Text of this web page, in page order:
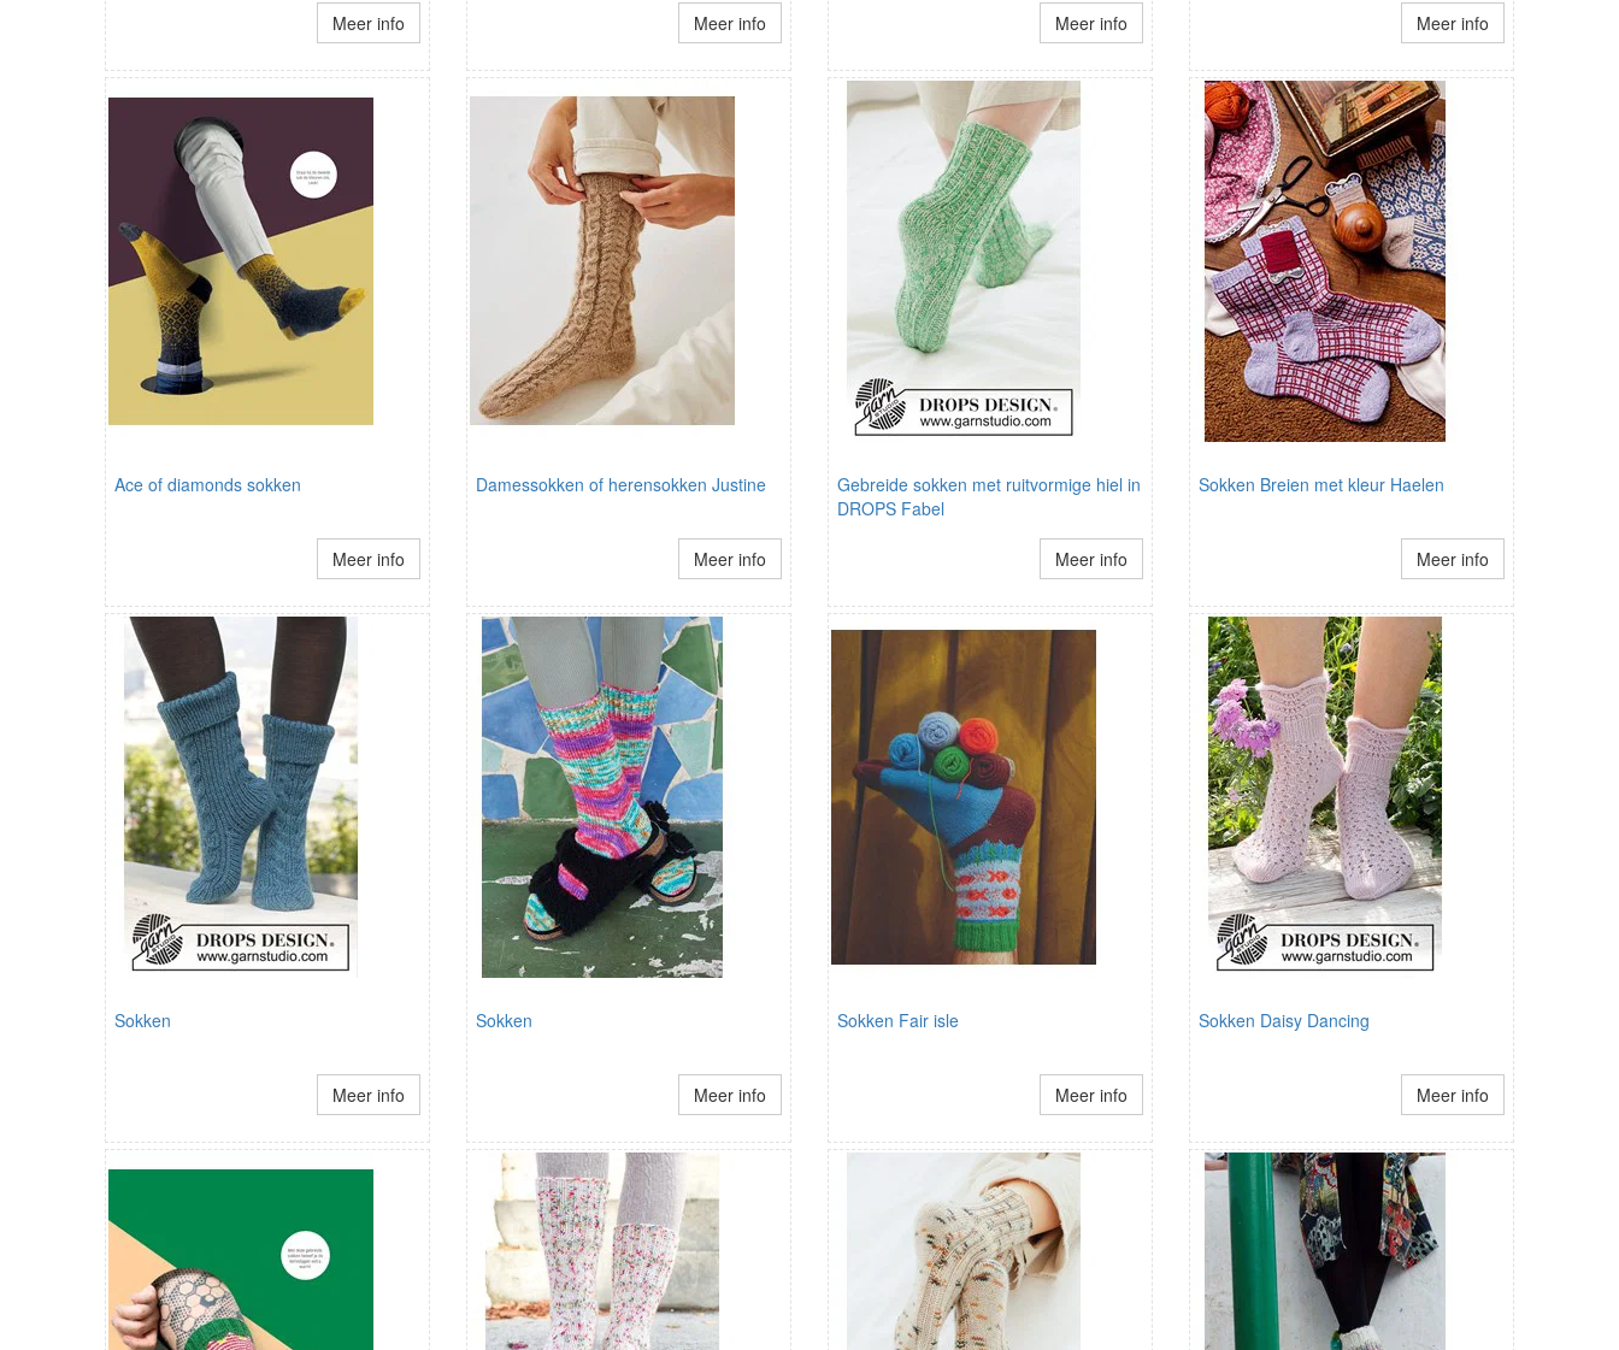
Meer info Meer info Meer info Meer info
Ace of diamonds sokken
Meer info
Damessokken of herensokken Justine
Meer info
Gebreide sokken met ruitvormige hiel in
DROPS Fabel
Meer info
Sokken Breien met kleur Haelen
Meer info
Sokken
Meer info
Sokken
Meer info
Sokken Fair isle
Meer info
Sokken Daisy Dancing
Meer info